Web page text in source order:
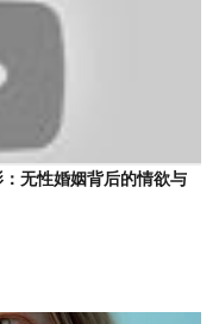
无性婚姻背后的情欲与